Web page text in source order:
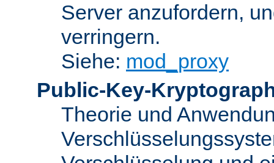
Server anzufordern,
verringern.
Siehe: mod_proxy
Public-Key-
Theorie und